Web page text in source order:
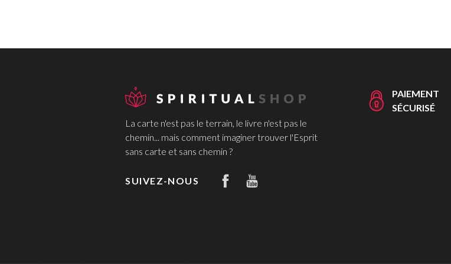
La carte n'est pas le terrain, le livre n'est pas le
chemin... mais comment imaginer trouver l'Esprit
sans carte et sans chemin ?
SUIVEZ-NOUS
PAIEMENT
SÉCURISÉ